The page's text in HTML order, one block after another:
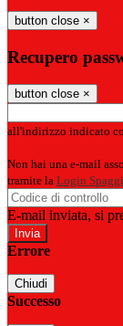
button close ×
Recupero
button close ×
all'indirizzo indicato
Non hai una e-mail
tramite la Login
E-mail inviata, si
Errore
Chiudi
Successo